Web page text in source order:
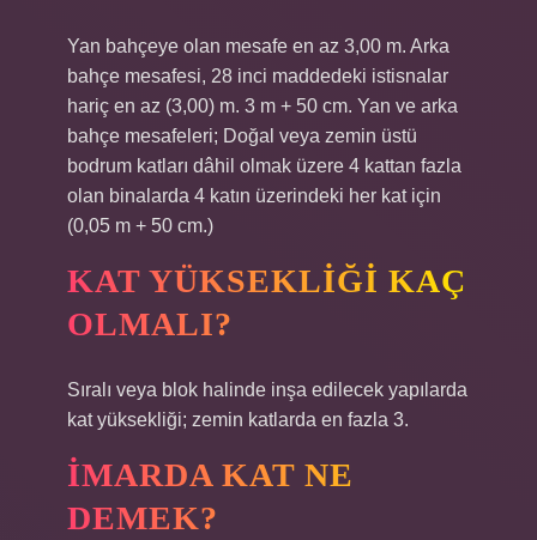
Yan bahçeye olan mesafe en az 3,00 m. Arka
bahçe mesafesi, 28 inci maddedeki istisnalar
hariç en az (3,00) m. 3 m + 50 cm. Yan ve arka
bahçe mesafeleri; Doğal veya zemin üstü
bodrum katları dâhil olmak üzere 4 kattan fazla
olan binalarda 4 katın üzerindeki her kat için
(0,05 m + 50 cm.)
KAT YÜKSEKLIĞI KAÇ
OLMALI?
Sıralı veya blok halinde inşa edilecek yapılarda
kat yüksekliği; zemin katlarda en fazla 3.
İMARDA KAT NE
DEMEK?